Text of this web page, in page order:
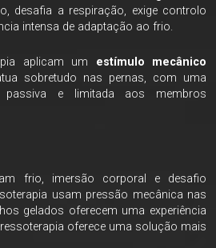
desafia a respiração, exige controlo
intensa de adaptação ao frio.
aplicam um estímulo mecânico
sobretudo nas pernas, com uma
passiva e limitada aos membros
frio, imersão corporal e desafio
usam pressão mecânica nas
gelados oferecem uma experiência
oferece uma solução mais